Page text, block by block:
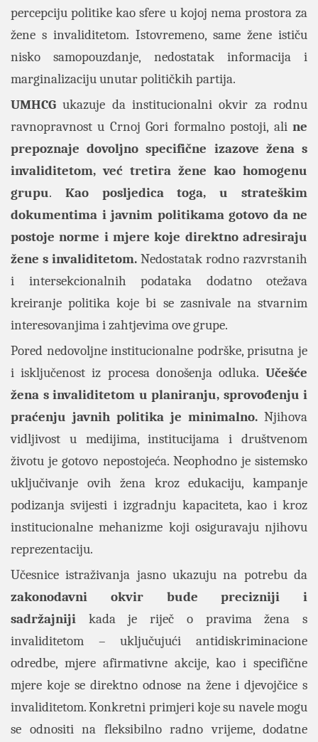
percepciju politike kao sfere u kojoj nema prostora za
žene s invaliditetom. Istovremeno, same žene ističu
nisko samopouzdanje, nedostatak informacija i
marginalizaciju unutar političkih partija.
UMHCG ukazuje da institucionalni okvir za rodnu
ravnopravnost u Crnoj Gori formalno postoji, ali ne
prepoznaje dovoljno specifične izazove žena s
invaliditetom, već tretira žene kao homogenu
grupu. Kao posljedica toga, u strateškim
dokumentima i javnim politikama gotovo da ne
postoje norme i mjere koje direktno adresiraju
žene s invaliditetom. Nedostatak rodno razvrstanih
i intersekcionalnih podataka dodatno otežava
kreiranje politika koje bi se zasnivale na stvarnim
interesovanjima i zahtjevima ove grupe.
Pored nedovoljne institucionalne podrške, prisutna je
i isključenost iz procesa donošenja odluka. Učešće
žena s invaliditetom u planiranju, sprovođenju i
praćenju javnih politika je minimalno. Njihova
vidljivost u medijima, institucijama i društvenom
životu je gotovo nepostojeća. Neophodno je sistemsko
uključivanje ovih žena kroz edukaciju, kampanje
podizanja svijesti i izgradnju kapaciteta, kao i kroz
institucionalne mehanizme koji osiguravaju njihovu
reprezentaciju.
Učesnice istraživanja jasno ukazuju na potrebu da
zakonodavni okvir bude precizniji i
sadržajniji kada je riječ o pravima žena s
invaliditetom – uključujući antidiskriminacione
odredbe, mjere afirmativne akcije, kao i specifične
mjere koje se direktno odnose na žene i djevojčice s
invaliditetom. Konkretni primjeri koje su navele mogu
se odnositi na fleksibilno radno vrijeme, dodatne